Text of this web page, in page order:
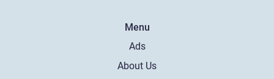
Menu
Ads
About Us